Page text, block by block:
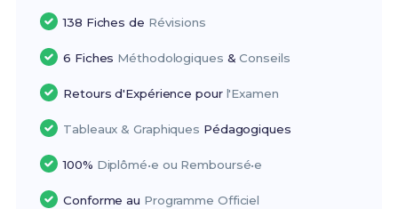
138 Fiches de Révisions
6 Fiches Méthodologiques &Conseils
Retours d'Expérience pour l'Examen
Tableaux & Graphiques Pédagogiques
100% Diplômé•e ou Remboursé•e
Conforme au Programme Officiel